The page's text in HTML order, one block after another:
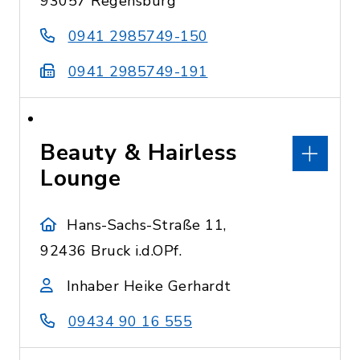
0941 2985749-150
0941 2985749-191
Beauty & Hairless
Lounge
Hans-Sachs-Straße 11,
92436 Bruck i.d.OPf.
Inhaber Heike Gerhardt
09434 90 16 555